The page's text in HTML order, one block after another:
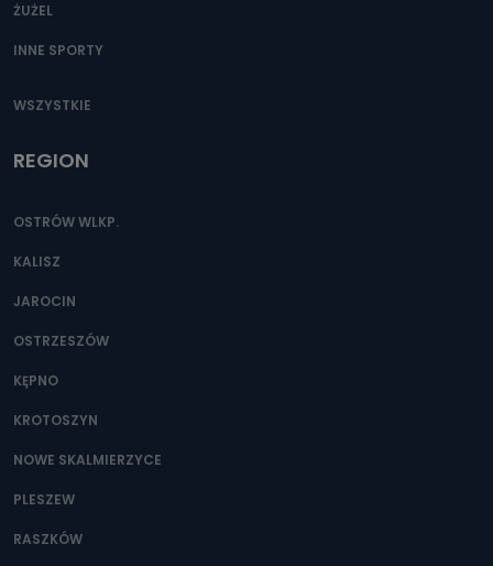
ŻUŻEL
INNE SPORTY
WSZYSTKIE
REGION
OSTRÓW WLKP.
KALISZ
JAROCIN
OSTRZESZÓW
KĘPNO
KROTOSZYN
NOWE SKALMIERZYCE
PLESZEW
RASZKÓW